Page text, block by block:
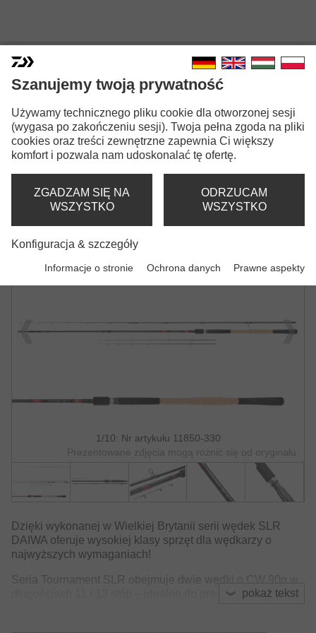
TOURNAMENT SLR FEEDER
WĘDKA FEEDER | CW -90G | -120G | -150G |
-180G
1/10: Nr artykułu 11850-330
Prezentowane zdjęcia mogą różnić się od oryginału.
pokaż tekst
Dzięki wykonanej w Wielkiej Brytanii serii wędek SLR
DAIWA oferuje wysokiej klasy sprzęt dla wędkarzy o
najwyższych wymaganiach!
Seria Tournament SLR obejmuje dwie wędki o CW 90g w
długościach 11 i 12 stóp – idealne do precyzyjnego
Szanujemy twoją prywatność
Używamy technicznego pliku cookie dla otworzonej sesji
(wygasa po zakończeniu sesji). Twoja pełna zgoda na pliki
cookies oraz treści zewnętrzne zapewnia Ci większy
komfort i pozwala nam udoskonalać tę ofertę.
ZGADZAM SIĘ NA
WSZYSTKO
ODRZUCAM
WSZYSTKO
Konfiguracja & szczegóły
Informacje o stronie Ochrona danych Prawne aspekty